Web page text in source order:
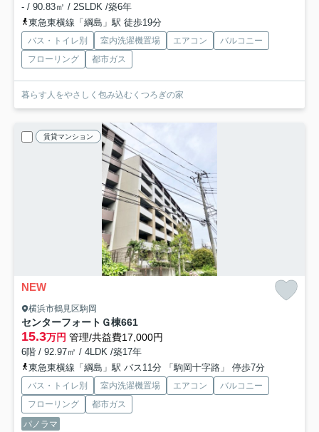
- / 90.83㎡ / 2SLDK /築6年
東急東横線「綱島」駅 徒歩19分
バス・トイレ別 室内洗濯機置場 エアコン
バルコニー
フローリング
都市ガス
暮らす人をやさしく包み込むくつろぎの家
賃貸マンション
NEW
横浜市鶴見区駒岡
センターフォートＧ棟661
15.3万円 管理/共益費17,000円
6階 / 92.97㎡ / 4LDK /築17年
東急東横線「綱島」駅 バス11分 「駒岡十字路」 停歩7分
バス・トイレ別 室内洗濯機置場 エアコン
バルコニー
フローリング
都市ガス
パノラマ